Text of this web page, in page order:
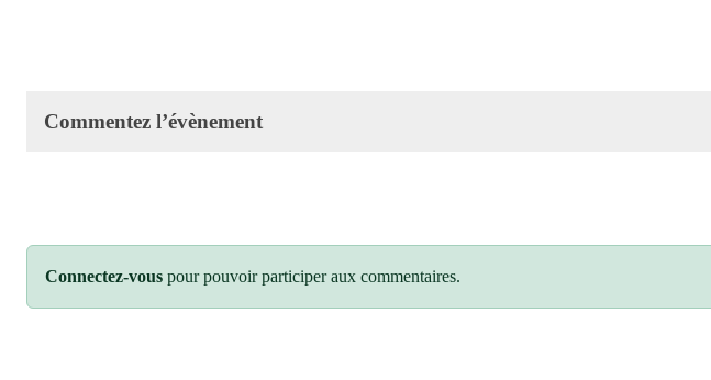
Commentez l’évènement
Connectez-vous pour pouvoir participer aux commentaires.